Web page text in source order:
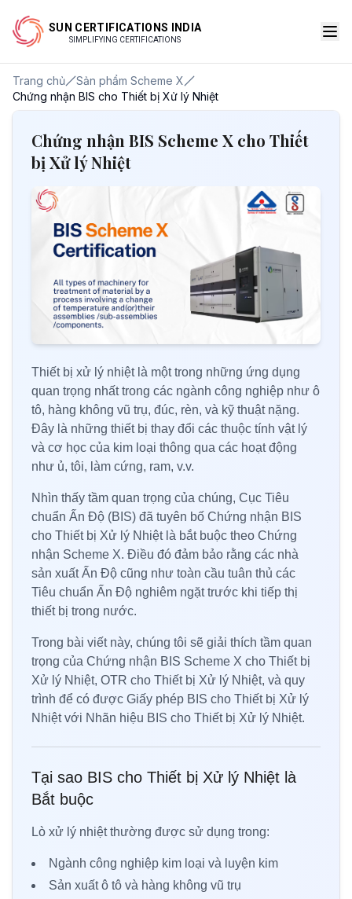
SUN CERTIFICATIONS INDIA
SIMPLIFYING CERTIFICATIONS
Trang chủ
Sản phẩm Scheme X
Chứng nhận BIS cho Thiết bị Xử lý Nhiệt
Chứng nhận BIS Scheme X cho Thiết
bị Xử lý Nhiệt
Thiết bị xử lý nhiệt là một trong những ứng dụng
quan trọng nhất trong các ngành công nghiệp như ô
tô, hàng không vũ trụ, đúc, rèn, và kỹ thuật nặng.
Đây là những thiết bị thay đổi các thuộc tính vật lý
và cơ học của kim loại thông qua các hoạt động
như ủ, tôi, làm cứng, ram, v.v.
Nhìn thấy tầm quan trọng của chúng, Cục Tiêu
chuẩn Ấn Độ (BIS) đã tuyên bố Chứng nhận BIS
cho Thiết bị Xử lý Nhiệt là bắt buộc theo Chứng
nhận Scheme X. Điều đó đảm bảo rằng các nhà
sản xuất Ấn Độ cũng như toàn cầu tuân thủ các
Tiêu chuẩn Ấn Độ nghiêm ngặt trước khi tiếp thị
thiết bị trong nước.
Trong bài viết này, chúng tôi sẽ giải thích tầm quan
trọng của Chứng nhận BIS Scheme X cho Thiết bị
Xử lý Nhiệt, OTR cho Thiết bị Xử lý Nhiệt, và quy
trình để có được Giấy phép BIS cho Thiết bị Xử lý
Nhiệt với Nhãn hiệu BIS cho Thiết bị Xử lý Nhiệt.
Tại sao BIS cho Thiết bị Xử lý Nhiệt là
Bắt buộc
Lò xử lý nhiệt thường được sử dụng trong:
Ngành công nghiệp kim loại và luyện kim
Sản xuất ô tô và hàng không vũ trụ